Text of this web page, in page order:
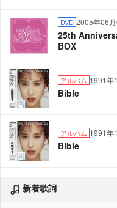
DVD 2005年06
25th
BOX
アルバム 1991年
Bible
アルバム 1991年
Bible
新着歌詞